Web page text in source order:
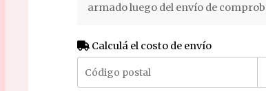
armado luego del envío de
Calculá el costo de envío